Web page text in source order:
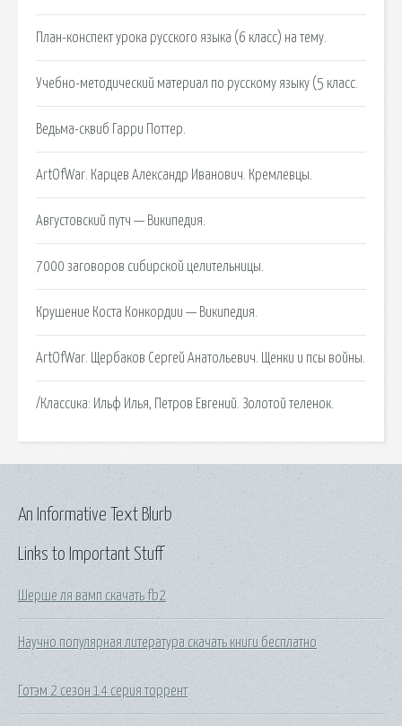
План-конспект урока русского языка (6 класс) на тему.
Учебно-методический материал по русскому языку (5 класс.
Ведьма-сквиб Гарри Поттер.
ArtOfWar. Карцев Александр Иванович. Кремлевцы.
Августовский путч — Википедия.
7000 заговоров сибирской целительницы.
Крушение Коста Конкордии — Википедия.
ArtOfWar. Щербаков Сергей Анатольевич. Щенки и псы войны.
/Классика: Ильф Илья, Петров Евгений. Золотой теленок.
Links to Important Stuff
Шерше ля вамп скачать fb2
Научно популярная литература скачать книги бесплатно
Готэм 2 сезон 14 серия торрент
An Informative Text Blurb